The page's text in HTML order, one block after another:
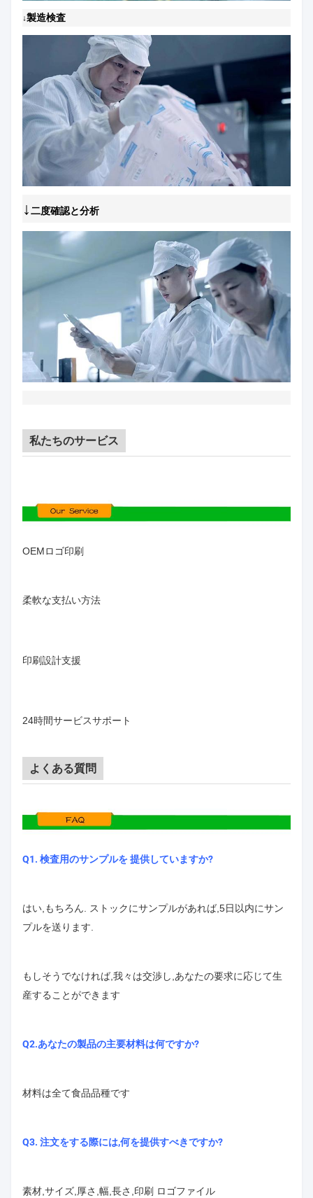
↓製造検査
↓二度確認と分析
私たちのサービス
OEMロゴ印刷
柔軟な支払い方法
印刷設計支援
24時間サービスサポート
よくある質問
Q1. 検査用のサンプルを 提供していますか?
はい,もちろん. ストックにサンプルがあれば,5日以内にサン
プルを送ります.
もしそうでなければ,我々は交渉し,あなたの要求に応じて生
産することができます
Q2.あなたの製品の主要材料は何ですか?
材料は全て食品品種です
Q3. 注文をする際には,何を提供すべきですか?
素材,サイズ,厚さ,幅,長さ,印刷 ロゴファイル